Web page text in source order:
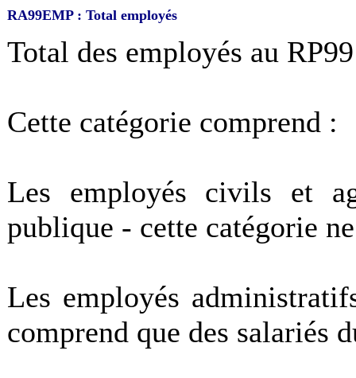
RA99EMP : Total employés
Total des employés au RP99
Cette catégorie comprend :
Les employés civils et
publique - cette catégorie
Les employés
comprend que des salariés